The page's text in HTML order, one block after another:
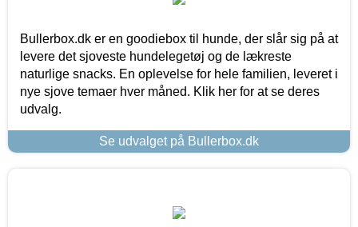
Bullerbox.dk er en goodiebox til hunde, der slår sig på at
levere det sjoveste hundelegetøj og de lækreste
naturlige snacks. En oplevelse for hele familien, leveret i
nye sjove temaer hver måned. Klik her for at se deres
udvalg.
Se udvalget på Bullerbox.dk